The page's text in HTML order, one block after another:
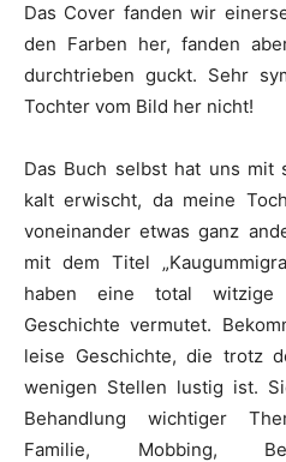
Das Cover fanden wir
den Farben her, fanden
durchtrieben guckt. Sehr
Tochter vom Bild her nicht!
Das Buch selbst hat uns mit
kalt erwischt, da meine
voneinander etwas ganz
mit dem Titel
haben eine total witzige
Geschichte vermutet.
leise Geschichte, die trotz
wenigen Stellen lustig ist.
Behandlung wichtiger
Familie, Mobbing,